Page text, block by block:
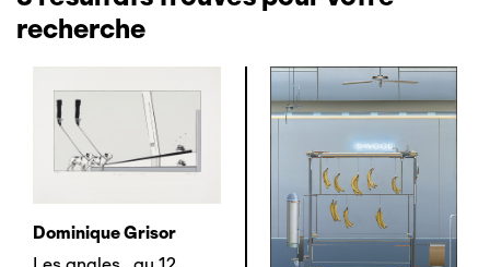
recherche
Dominique Grisor